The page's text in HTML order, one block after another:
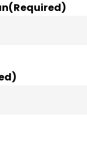
(Required)